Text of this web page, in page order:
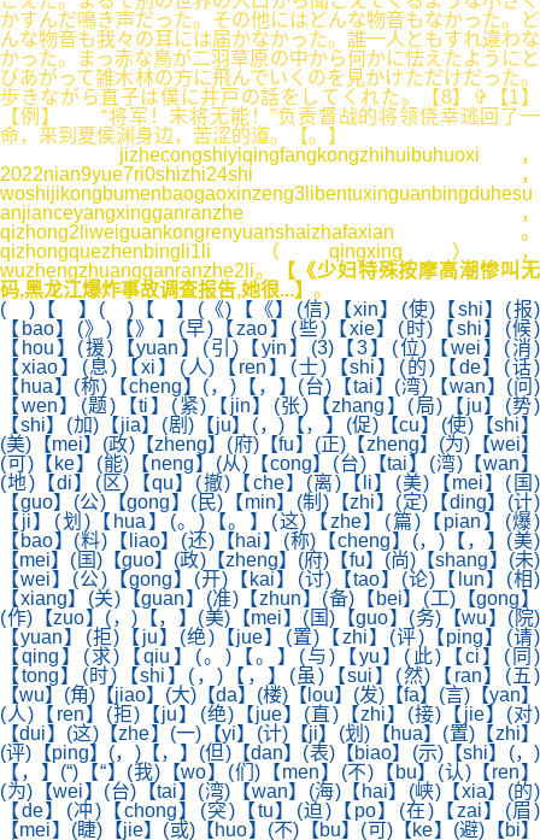
かすんだ鳴き声だった。その他にはどんな物音もなかった。ど
んな物音も我々の耳には届かなかった。誰一人ともすれ違わな
かった。まっ赤な鳥が二羽草原の中から何かに怯えたようにと
びあがって雑木林の方に飛んでいくのを見かけただけだった。
歩きながら直子は僕に井戸の話をしてくれた。【8】✞【1】
【例】 “将军！末将无能！”负责督战的将领侥幸逃回了一
命，来到夏侯渊身边，苦涩的道。【。】
jizhecongshiyiqingfangkongzhihuibuhuoxi，
2022nian9yue7ri0shizhi24shi，
woshijikongbumenbaogaoxinzeng3libentuxinguanbingduhesu
anjianceyangxingganranzhe，
qizhong2liweiguankongrenyuanshaizhafaxian。
qizhongquezhenbingli1li（qingxing），
wuzhengzhuangganranzhe2li。
【《少妇特殊按摩高潮惨叫无
码,黑龙江爆炸事故调查报告,她很...】 。
( )【 】( )【 】(《)【《】(信)【xin】(使)【shi】(报)
【bao】(》)【》】(早)【zao】(些)【xie】(时)【shi】(候)
【hou】(援)【yuan】(引)【yin】(3)【3】(位)【wei】(消)
【xiao】(息)【xi】(人)【ren】(士)【shi】(的)【de】(话)
【hua】(称)【cheng】(，)【，】(台)【tai】(湾)【wan】(问)
【wen】(题)【ti】(紧)【jin】(张)【zhang】(局)【ju】(势)
【shi】(加)【jia】(剧)【ju】(，)【，】(促)【cu】(使)【shi】
(美)【mei】(政)【zheng】(府)【fu】(正)【zheng】(为)【wei】
(可)【ke】(能)【neng】(从)【cong】(台)【tai】(湾)【wan】
(地)【di】(区)【qu】(撤)【che】(离)【li】(美)【mei】(国)
【guo】(公)【gong】(民)【min】(制)【zhi】(定)【ding】(计)
【ji】(划)【hua】(。)【。】(这)【zhe】(篇)【pian】(爆)
【bao】(料)【liao】(还)【hai】(称)【cheng】(，)【，】(美)
【mei】(国)【guo】(政)【zheng】(府)【fu】(尚)【shang】(未)
【wei】(公)【gong】(开)【kai】(讨)【tao】(论)【lun】(相)
【xiang】(关)【guan】(准)【zhun】(备)【bei】(工)【gong】
(作)【zuo】(，)【，】(美)【mei】(国)【guo】(务)【wu】(院)
【yuan】(拒)【ju】(绝)【jue】(置)【zhi】(评)【ping】(请)
【qing】(求)【qiu】(。)【。】(与)【yu】(此)【ci】(同)
【tong】(时)【shi】(，)【，】(虽)【sui】(然)【ran】(五)
【wu】(角)【jiao】(大)【da】(楼)【lou】(发)【fa】(言)【yan】
(人)【ren】(拒)【ju】(绝)【jue】(直)【zhi】(接)【jie】(对)
【dui】(这)【zhe】(一)【yi】(计)【ji】(划)【hua】(置)【zhi】
(评)【ping】(，)【，】(但)【dan】(表)【biao】(示)【shi】(，)
【，】(“)【“】(我)【wo】(们)【men】(不)【bu】(认)【ren】
(为)【wei】(台)【tai】(湾)【wan】(海)【hai】(峡)【xia】(的)
【de】(冲)【chong】(突)【tu】(迫)【po】(在)【zai】(眉)
【mei】(睫)【jie】(或)【huo】(不)【bu】(可)【ke】(避)【bi】